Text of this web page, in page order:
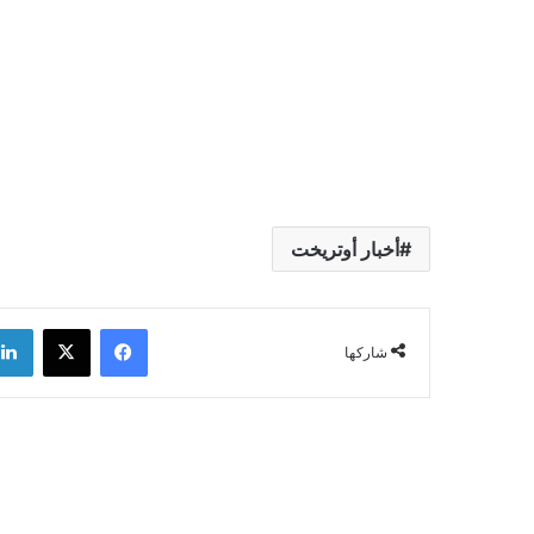
أخبار أوتريخت
شاركها
فيسبوك ‫X